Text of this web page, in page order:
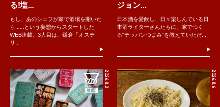
る!塩...
もし、あのシェフが家で酒場を開いた
ら......という妄想からスタートした
WEB連載。3人目は、鎌倉「オステ
リ...
ジョン...
日本酒を愛飲し、日々楽しんでいる日
本酒ライターさんたちに、家でつく
る“テッパンつまみ”を教えていただ...
2026.8.2 2026.8.6